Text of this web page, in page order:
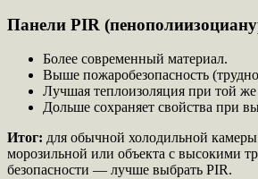
Панели PIR
Более современный материал.
Выше пожаробезопасность
Лучшая теплоизоляция при той
Дольше сохраняет свойства при
Итог: для обычной холодильной
морозильной или объекта с высокими
безопасности — лучше выбрать PIR.